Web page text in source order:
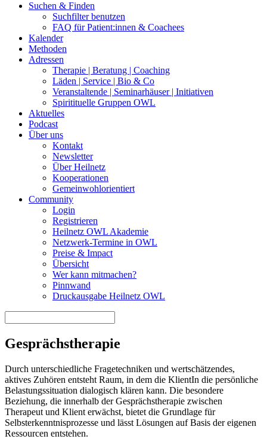
Suchen & Finden
Suchfilter benutzen
FAQ für Patient:innen & Coachees
Kalender
Methoden
Adressen
Therapie | Beratung | Coaching
Läden | Service | Bio & Co
Veranstaltende | Seminarhäuser | Initiativen
Spiritituelle Gruppen OWL
Aktuelles
Podcast
Über uns
Kontakt
Newsletter
Über Heilnetz
Kooperationen
Gemeinwohlorientiert
Community
Login
Registrieren
Heilnetz OWL Akademie
Netzwerk-Termine in OWL
Preise & Impact
Übersicht
Wer kann mitmachen?
Pinnwand
Druckausgabe Heilnetz OWL
Gesprächstherapie
Durch unterschiedliche Fragetechniken und wertschätzendes,
aktives Zuhören entsteht Raum, in dem die KlientIn die persönliche
Belastungssituation dialogisch klären kann. Die besondere
Beziehung, die innerhalb der Gesprächstherapie zwischen
Therapeut und Klient erwächst, bietet die Grundlage für
Selbsterkenntnisprozesse und lässt Lösungen auf Basis der eigenen
Ressourcen entstehen.